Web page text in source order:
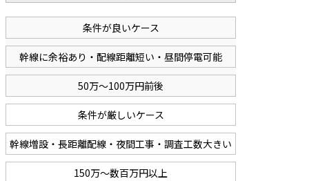
条件が良いケース
幹線に余裕あり・配線距離短い・昼間停電可能
50万〜100万円前後
条件が厳しいケース
幹線増設・長距離配線・夜間工事・調査工数大きい
150万〜数百万円以上